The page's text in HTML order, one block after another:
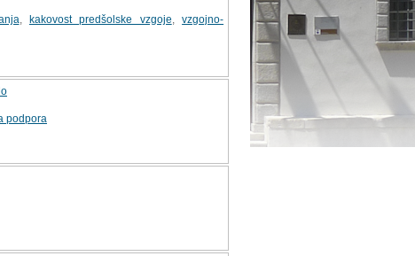
kakovost predšolske vzgoje ,vzgojno-
podpora